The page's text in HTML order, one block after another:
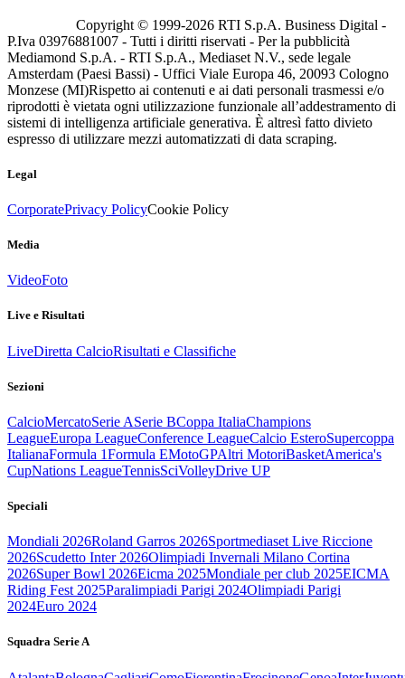
Copyright © 1999-2026 RTI S.p.A. Business Digital -
P.Iva 03976881007 - Tutti i diritti riservati - Per la pubblicità
Mediamond S.p.A. - RTI S.p.A., Mediaset N.V., sede legale
Amsterdam (Paesi Bassi) - Uffici Viale Europa 46, 20093 Cologno
Monzese (MI)Rispetto ai contenuti e ai dati personali trasmessi e/o
riprodotti è vietata ogni utilizzazione funzionale all’addestramento di
sistemi di intelligenza artificiale generativa. È altresì fatto divieto
espresso di utilizzare mezzi automatizzati di data scraping.
Legal
CorporatePrivacy PolicyCookie Policy
Media
VideoFoto
Live e Risultati
LiveDiretta CalcioRisultati e Classifiche
Sezioni
CalcioMercatoSerie ASerie BCoppa ItaliaChampions
LeagueEuropa LeagueConference LeagueCalcio EsteroSupercoppa
ItalianaFormula 1Formula EMotoGPAltri MotoriBasketAmerica's
CupNations LeagueTennisSciVolleyDrive UP
Speciali
Mondiali 2026Roland Garros 2026Sportmediaset Live Riccione
2026Scudetto Inter 2026Olimpiadi Invernali Milano Cortina
2026Super Bowl 2026Eicma 2025Mondiale per club 2025EICMA
Riding Fest 2025Paralimpiadi Parigi 2024Olimpiadi Parigi
2024Euro 2024
Squadra Serie A